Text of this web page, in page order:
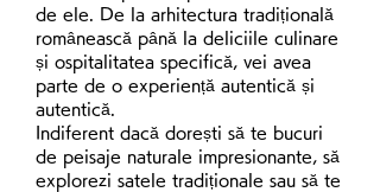
de ele. De la arhitectura tradițională
românească până la deliciile culinare
și ospitalitatea specifică, vei avea
parte de o experiență autentică și
autentică.
Indiferent dacă dorești să te bucuri
de peisaje naturale impresionante, să
explorezi satele tradiționale sau să te